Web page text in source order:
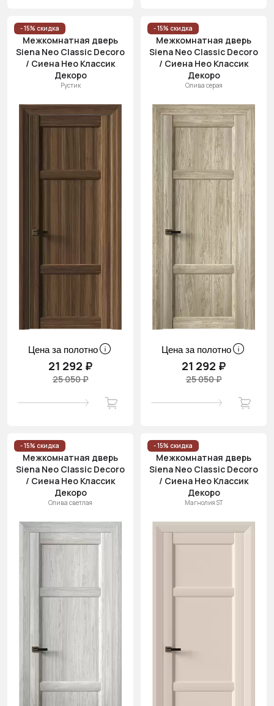
- 15% скидка
Межкомнатная дверь
Siena Neo Classic Decoro
/ Сиена Нео Классик
Декоро
Рустик
Цена за полотно
21 292 ₽
25 050 ₽
- 15% скидка
Межкомнатная дверь
Siena Neo Classic Decoro
/ Сиена Нео Классик
Декоро
Олива серая
Цена за полотно
21 292 ₽
25 050 ₽
- 15% скидка
Межкомнатная дверь
Siena Neo Classic Decoro
/ Сиена Нео Классик
Декоро
Олива светлая
- 15% скидка
Межкомнатная дверь
Siena Neo Classic Decoro
/ Сиена Нео Классик
Декоро
Магнолия ST